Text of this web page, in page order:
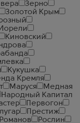
Зерно
Золотой Крым
Киновский
Кукушка
Кремля
Маруся
Медная
Народный Капитал
Первогон
Престиж
Романов
Рослин